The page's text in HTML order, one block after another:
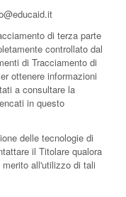
di terza parte
controllato dal
di Tracciamento di
ottenere informazioni
a consultare la
in questo
delle tecnologie di
il Titolare qualora
all'utilizzo di tali